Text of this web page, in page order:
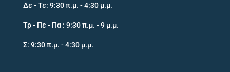
Δε - Τε: 9:30 π.μ. - 4:30 μ.μ.
Τρ - Πε - Πα : 9:30 π.μ. - 9 μ.μ.
Σ: 9:30 π.μ. - 4:30 μ.μ.